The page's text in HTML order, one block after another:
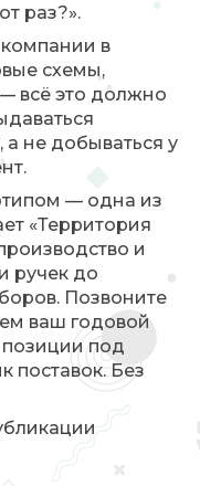
раз?».
в
схемы,
всё это должно
а не добываться у
— одна из
«Территория
и
ручек до
Позвоните
ваш годовой
позиции под
поставок. Без